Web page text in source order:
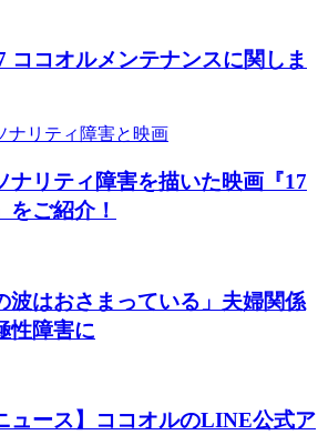
ココオルメンテナンスに関しま
ナリティ障害を描いた映画『17
をご紹介！
波はおさまっている」夫婦関係
性障害に
ュース】ココオルのLINE公式ア